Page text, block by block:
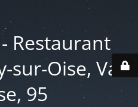
Restaurant
sur-Oise, Val
95